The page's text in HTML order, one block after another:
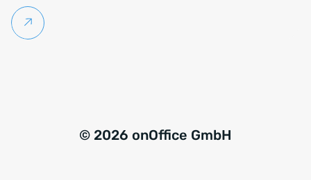
Weiterlesen
© 2026 onOffice GmbH